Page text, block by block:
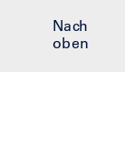
Nach
oben